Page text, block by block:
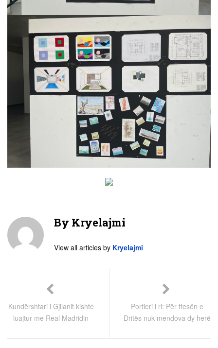
By Kryelajmi
View all articles by Kryelajmi
Kundërshtari i Gjilanit kishte
luajtur me Real Madridin
Portieri i ri: Për ftesën e
Dritës nuk mendova dy herë